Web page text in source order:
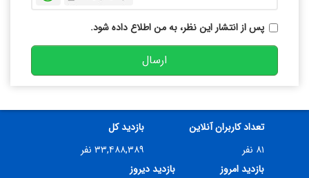
پس از انتشار این نظر، به من اطلاع داده شود.
ارسال
تعداد کاربران آنلاین
۸۱ نفر
بازدید کل
۳۳,۴۸۸,۳۸۹ نفر
بازدید امروز
بازدید دیروز